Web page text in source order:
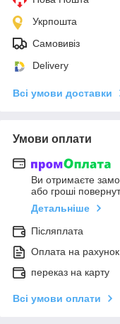
Укрпошта
Самовивіз
Delivery
Всі умови доставки
Умови оплати
Ви отримаєте
або гроші
Детальніше
Післяплата
Оплата на рахунок
переказ на карту
Всі умови оплати